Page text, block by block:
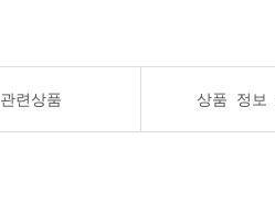
관련상품 상품 정보